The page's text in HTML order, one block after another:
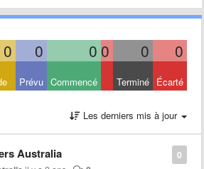
0 0 0 0 0 0
Prévu Commencé Terminé Écarté
Les derniers mis à jour
0
Australia